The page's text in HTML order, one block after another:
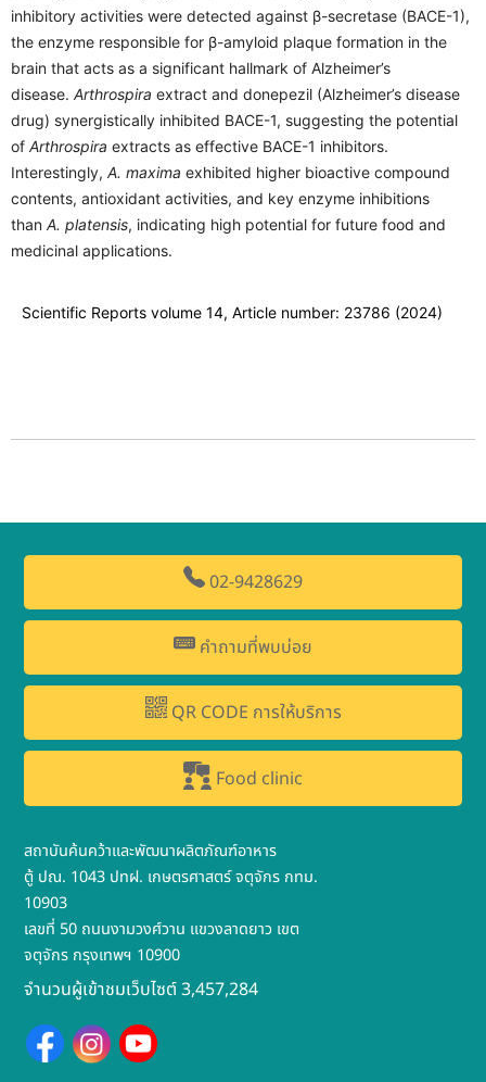
inhibitory activities were detected against β-secretase (BACE-1),
the enzyme responsible for β-amyloid plaque formation in the
brain that acts as a significant hallmark of Alzheimer’s
disease. Arthrospira extract and donepezil (Alzheimer’s disease
drug) synergistically inhibited BACE-1, suggesting the potential
of Arthrospira extracts as effective BACE-1 inhibitors.
Interestingly, A. maxima exhibited higher bioactive compound
contents, antioxidant activities, and key enzyme inhibitions
than A. platensis, indicating high potential for future food and
medicinal applications.
Scientific Reports volume 14, Article number: 23786 (2024)
02-9428629
คำถามที่พบบ่อย
QR CODE การให้บริการ
Food clinic
สถาบันค้นคว้าและพัฒนาผลิตภัณฑ์อาหาร
ตู้ ปณ. 1043 ปทฝ. เกษตรศาสตร์ จตุจักร กทม.
10903
เลขที่ 50 ถนนงามวงศ์วาน แขวงลาดยาว เขต
จตุจักร กรุงเทพฯ 10900
จำนวนผู้เข้าชมเว็บไซต์ 3,457,284